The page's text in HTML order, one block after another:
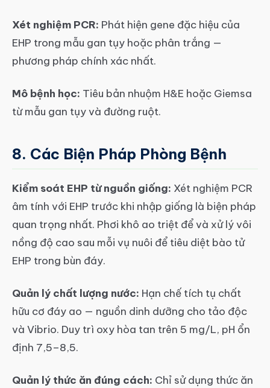
Xét nghiệm PCR: Phát hiện gene đặc hiệu của
EHP trong mẫu gan tụy hoặc phân trắng —
phương pháp chính xác nhất.
Mô bệnh học: Tiêu bản nhuộm H&E hoặc Giemsa
từ mẫu gan tụy và đường ruột.
8. Các Biện Pháp Phòng Bệnh
Kiểm soát EHP từ nguồn giống: Xét nghiệm PCR
âm tính với EHP trước khi nhập giống là biện pháp
quan trọng nhất. Phơi khô ao triệt để và xử lý vôi
nồng độ cao sau mỗi vụ nuôi để tiêu diệt bào tử
EHP trong bùn đáy.
Quản lý chất lượng nước: Hạn chế tích tụ chất
hữu cơ đáy ao — nguồn dinh dưỡng cho tảo độc
và Vibrio. Duy trì oxy hòa tan trên 5 mg/L, pH ổn
định 7,5–8,5.
Quản lý thức ăn đúng cách: Chỉ sử dụng thức ăn